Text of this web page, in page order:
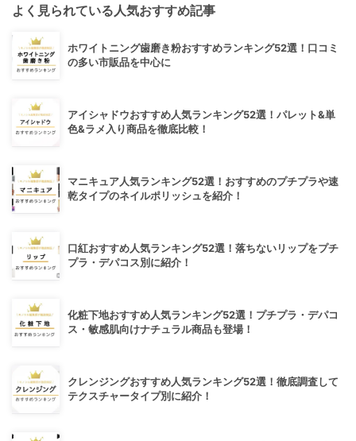
よく見られている人気おすすめ記事
ホワイトニング歯磨き粉おすすめランキング52選！口コミ
の多い市販品を中心に
アイシャドウおすすめ人気ランキング52選！パレット&単
色&ラメ入り商品を徹底比較！
マニキュア人気ランキング52選！おすすめのプチプラや速
乾タイプのネイルポリッシュを紹介！
口紅おすすめ人気ランキング52選！落ちないリップをプチ
プラ・デパコス別に紹介！
化粧下地おすすめ人気ランキング52選！プチプラ・デパコ
ス・敏感肌向けナチュラル商品も登場！
クレンジングおすすめ人気ランキング52選！徹底調査して
テクスチャータイプ別に紹介！